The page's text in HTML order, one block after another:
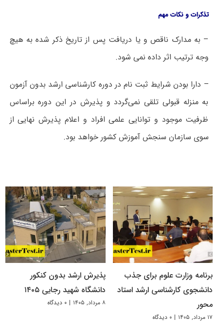
تذکرات و نکات مهم
– به مدارک ناقص و یا دریافت پس از تاریخ ذکر شده به هیچ
وجه ترتیب اثر داده نمی شود.
– دارا بودن شرایط ثبت نام در دوره کارشناسی ارشد بدون آزمون
به منزله قبولی تلقی نمی‌گردد و پذیرش در این دوره براساس
ظرفیت موجود و توانایی علمی افراد و اعلام پذیرش نهایی از
سوی سازمان سنجش آموزش کشور خواهد بود.
برنامه وزارت علوم برای جذب
دانشجوی کارشناسی ارشد استاد
محور
۱۷ مرداد, ۱۴۰۵ | ۰ دیدگاه
پذیرش ارشد بدون کنکور
دانشگاه شهید رجایی ۱۴۰۵
۸ مرداد, ۱۴۰۵ | ۰ دیدگاه